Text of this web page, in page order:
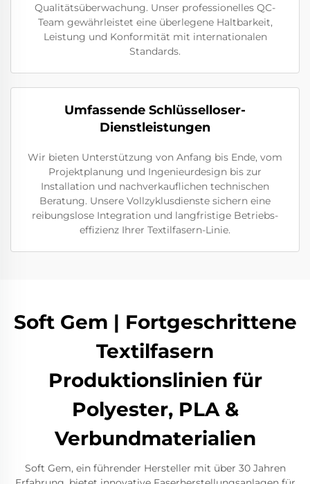
Qualitätsüberwachung. Unser professionelles QC-
Team gewährleistet eine überlegene Haltbarkeit,
Leistung und Konformität mit internationalen
Standards.
Umfassende Schlüsselloser-
Dienstleistungen
Wir bieten Unterstützung von Anfang bis Ende, vom
Projektplanung und Ingenieurdesign bis zur
Installation und nachverkauflichen technischen
Beratung. Unsere Vollzyklusdienste sichern eine
reibungslose Integration und langfristige Betriebs-
effizienz Ihrer Textilfasern-Linie.
Soft Gem | Fortgeschrittene
Textilfasern
Produktionslinien für
Polyester, PLA &
Verbundmaterialien
Soft Gem, ein führender Hersteller mit über 30 Jahren